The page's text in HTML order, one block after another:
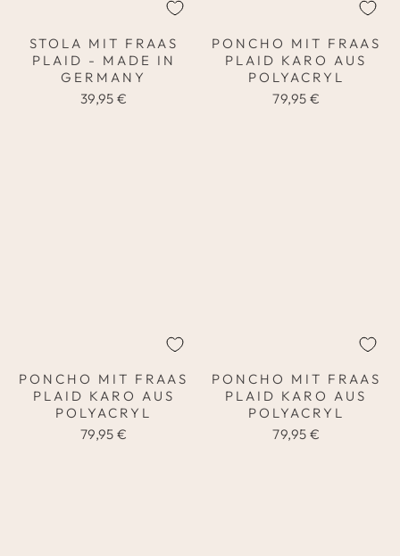
STOLA MIT FRAAS
PLAID - MADE IN
GERMANY
39,95 €
PONCHO MIT FRAAS
PLAID KARO AUS
POLYACRYL
79,95 €
PONCHO MIT FRAAS
PLAID KARO AUS
POLYACRYL
79,95 €
PONCHO MIT FRAAS
PLAID KARO AUS
POLYACRYL
79,95 €